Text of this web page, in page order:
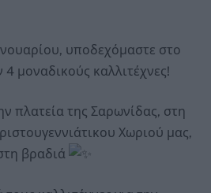
υποδεχόμαστε στο
μοναδικούς καλλιτέχνες!
πλατεία της Σαρωνίδας, στη
Χωριού μας,
βραδιά